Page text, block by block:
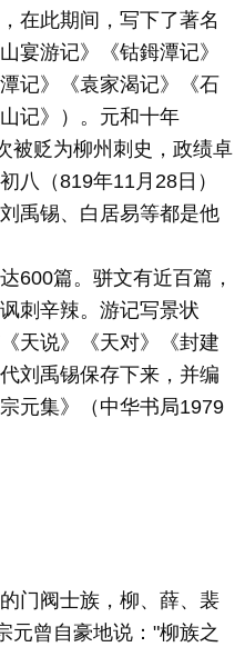
在此期间，写下了著名
宴游记》《钴鉧潭记》
记》《袁家渴记》《石
记》）。元和十年
被贬为柳州刺史，政绩卓
八（819年11月28日）
禹锡、白居易等都是他
篇。骈文有近百篇，
刺辛辣。游记写景状
天说》《天对》《封建
刘禹锡保存下来，并编
元集》（中华书局1979
阀士族，柳、薛、裴
元曾自豪地说："柳族之